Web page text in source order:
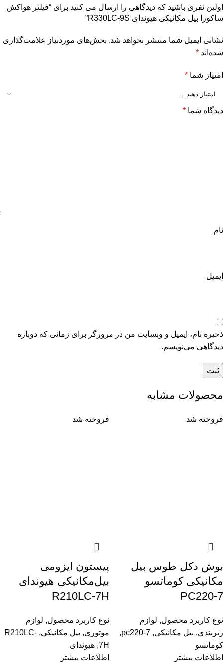
اولین نفری باشید که دیدگاهی را ارسال می کنید برای “فیلتر هواکش
ساکورا بیل مکانیکی هیوندای R330LC-9S”
نشانی ایمیل شما منتشر نخواهد شد. بخش‌های موردنیاز علامت‌گذاری
شده‌اند *
امتیاز شما *
دیدگاه شما *
نام
ایمیل
ذخیره نام، ایمیل و وبسایت من در مرورگر برای زمانی که دوباره
دیدگاهی می‌نویسم.
محصولات مشابه
فروخته شد
بوش دکل طوس بیل
مکانیکی کوماتسو
PC220-7
نوع کاربرد محصول, لوازم
زیربندی, بیل مکانیکی,
pc220-7
,
کوماتسو
اطلاعات بیشتر
فروخته شد
پیستون ایزومی
بیل‌مکانیکی هیوندای
R210LC-7H
نوع کاربرد محصول, لوازم
موتوری, بیل مکانیکی,
R210LC-
7H
, هیوندای
اطلاعات بیشتر